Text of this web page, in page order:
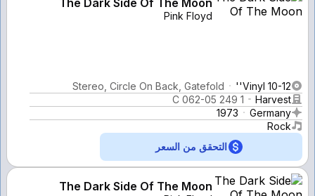
Pink Floyd
Vinyl 10-12''
Stereo, Circle On Back, Gatefold
Harvest
1 C 062-05 249
Germany
1973
Rock
التحقق من السعر
The Dark Side Of The Moon